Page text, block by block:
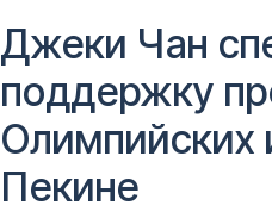
Джеки Чан
поддержку
Олимпийских
Пекине